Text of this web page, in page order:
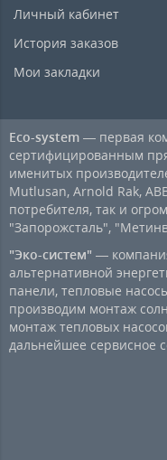
Личный кабинет
История заказов
Мои закладки
Eco-system — первая
сертифицированным
именитых
Mutlusan, Arnold Rak,
потребителя, так и
"Запорожсталь",
"Эко-систем" —
альтернативной
панели, тепловые
производим монтаж
монтаж тепловых
дальнейшее сервисное